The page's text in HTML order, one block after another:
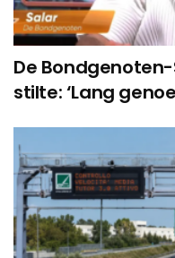
De
stilte: ‘Lang